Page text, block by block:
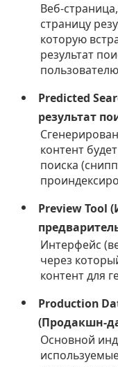
Веб-
страницу
которую
результат
Predicted
результат
контент
поиска
Preview Tool
Интерфейс
через
контент для
Production
(Продакшн-
Основной